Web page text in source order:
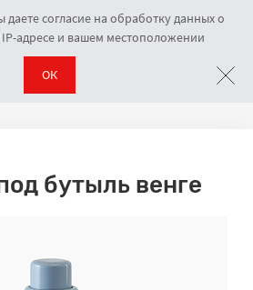
под бутыль венге
бутыль венге
согласие на обработку данных о
адресе и вашем местоположении
ОК